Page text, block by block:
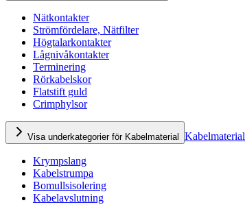
Nätkontakter
Strömfördelare, Nätfilter
Högtalarkontakter
Lågnivåkontakter
Terminering
Rörkabelskor
Flatstift guld
Crimphylsor
Visa underkategorier för Kabelmaterial Kabelmaterial
Krympslang
Kabelstrumpa
Bomullsisolering
Kabelavslutning